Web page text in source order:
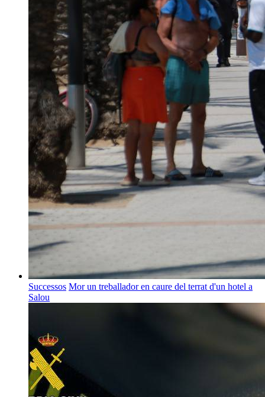
Successos Mor un treballador en caure del terrat d'un hotel a
Salou